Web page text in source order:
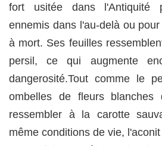
fort usitée dans l'Antiquité
ennemis dans l'au-delà ou
à mort. Ses feuilles
persil, ce qui augmente
dangerosité.Tout comme le
ombelles de fleurs
ressembler à la carotte
même conditions de vie,